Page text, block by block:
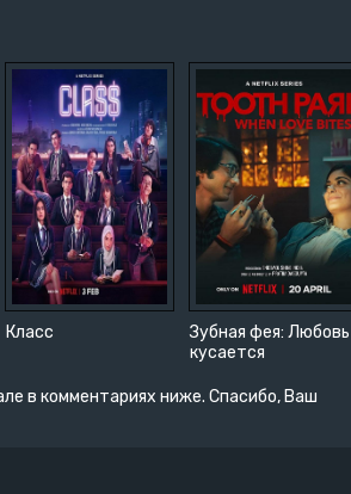
Класс
Зубная фея: Любовь
кусается
в комментариях ниже. Спасибо, Ваш